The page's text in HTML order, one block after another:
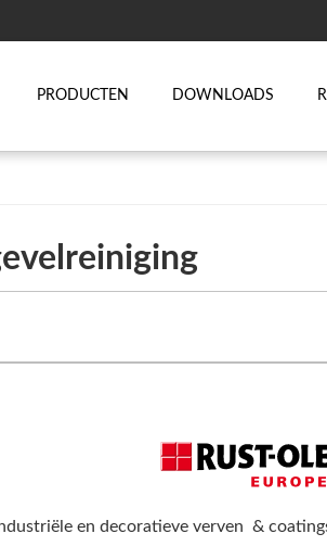
PRODUCTEN DOWNLOADS
en decoratieve verven &